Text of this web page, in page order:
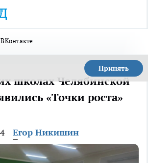
Принять
школах Челябинской
«Точки роста»
Егор Никишин